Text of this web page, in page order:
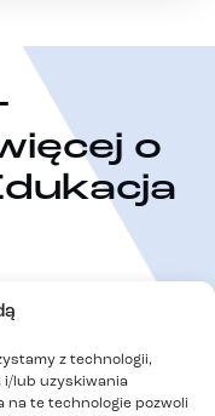
z technologii,
i/lub uzyskiwania
na te technologie pozwoli
o